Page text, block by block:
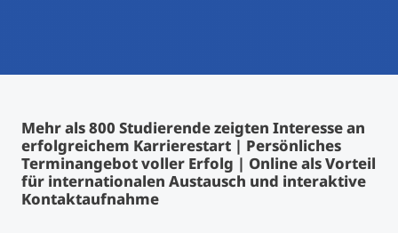
Study Finder Bachelor/Master
Masterclasses
Mehr als 800 Studierende zeigten Interesse an
erfolgreichem Karrierestart | Persönliches
Terminangebot voller Erfolg | Online als Vorteil
für internationalen Austausch und interaktive
Kontaktaufnahme